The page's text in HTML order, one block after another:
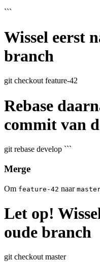
```
Wissel eerst
branch
git checkout feature-42
Rebase
commit van
git rebase develop ```
Merge
Om feature-42 naar
Let op!
oude branch
git checkout master